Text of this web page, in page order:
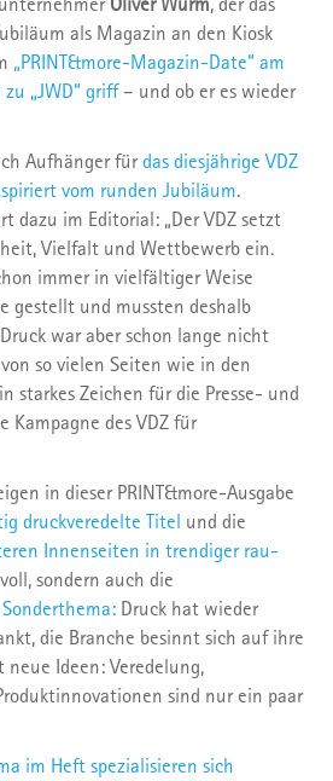
als Magazin an den Kiosk
„PRINT&more-Magazin-Date“ am
„JWD“ griff – und ob er es wieder
Aufhänger fürdas diesjährige VDZ
vom runden Jubiläum.
dazu im Editorial: „Der VDZ setzt
Vielfalt und Wettbewerb ein.
immer in vielfältiger Weise
gestellt und mussten deshalb
war aber schon lange nicht
so vielen Seiten wie in den
starkes Zeichen für die Presse- und
des VDZ für
in dieser PRINT&more-Ausgabe
druckveredelte Titel und die
Innenseiten in trendiger rau-
sondern auch die
Druck hat wieder
die Branche besinnt sich auf ihre
Ideen: Veredelung,
sind nur ein paar
im Heft spezialisieren sich